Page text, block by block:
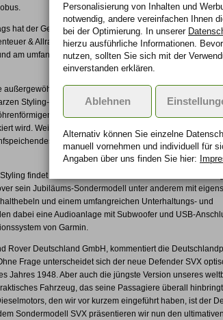
hat der Geländewagenspezialist nun sein Allrad-
& Allrad" erstmals auf deutschem Boden gezeigte
am umfangreichsten ausgestattete Defender, den Land
Optik des Sondermodells: Edler
Styling-Details. Zudem weisen silberfarbene
seitlichen Trittstufen und die
wird. Weitere unverwechselbare Akzente setzen neu
ein Aluminium-Unterfahrschutz vorn und
findet im Innern des Defender SVX seine Fortsetzung
sein Jubiläums-Sondermodell unter anderem mit
und einem umfangreichen Unterhaltungs- und
dabei eine Audioanlage mit Subwoofer und USB-
von Garmin.
Rover Deutschland GmbH, kommentiert die
Frage unterscheidet sich der neue Defender SVX
Jahres 1948. Aber auch die jüngste Version unseres
Fahrzeug, das seine Passagiere überall
den wir vor kurzem eingeführt haben, ist der
Sondermodell SVX präsentieren wir nun den
Personalisierung von Inhalten und
notwendig, andere vereinfachen Ihnen
bei der Optimierung. In unserer
hierzu ausführliche Informationen.
nutzen, sollten Sie sich mit der
einverstanden erklären.
Ablehnen
Alternativ können Sie einzelne
manuell vor­nehmen und indivi­duell für
Angaben über uns finden Sie hier: